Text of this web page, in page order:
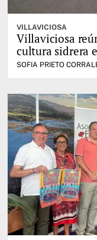
VILLAVICIOSA
Villaviciosa
cultura sidrera
SOFIA PRIETO